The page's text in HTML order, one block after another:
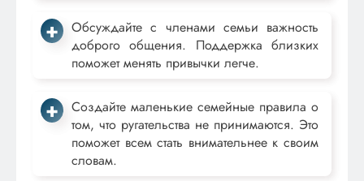
Обсуждайте с членами семьи важность
доброго общения. Поддержка близких
поможет менять привычки легче.
Создайте маленькие семейные правила о
том, что ругательства не принимаются. Это
поможет всем стать внимательнее к своим
словам.